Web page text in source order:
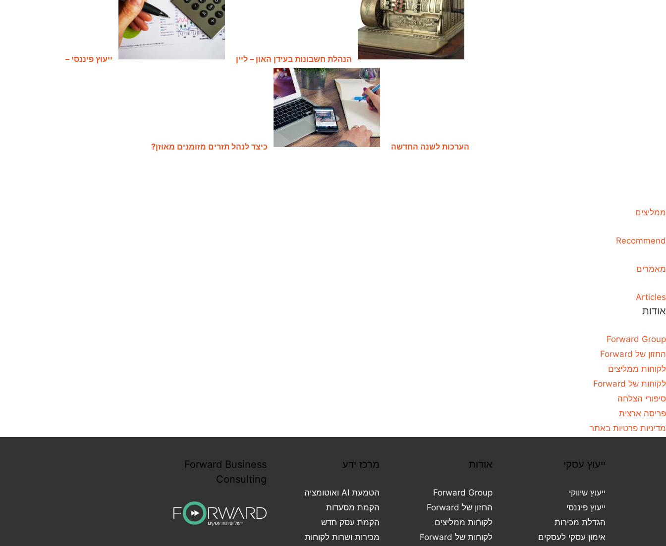
הנהלת חשבונות בעידן האון – ליין ייעוץ פיננסי –
הערכות לשנה החדשה כיצד לנהל תזרים מזומנים מאוזן?
ממליצים
Recommend
מאמרים
Articles
אודות
Forward Group
החזון של Forward
לקוחות ממליצים
לקוחות של Forward
סיפורי הצלחה
פריסה ארצית
מדיניות פרטיות באתר
ייעוץ עסקי
ייעוץ שיווקי
ייעוץ פיננסי
הגדלת מכירות
אימון עסקי לעסקים
אודות
Forward Group
החזון של Forward
לקוחות ממליצים
לקוחות של Forward
מרכז ידע
הטמעת AI ואוטומציה
הקמת מסעדות
הקמת עסק חדש
מכירות ושרות לקוחות
Forward Business
Consulting